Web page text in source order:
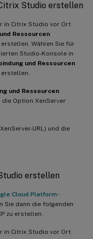
Studio erstellen
in Citrix Studio vor Ort
Ressourcen
Wählen Sie für
Studio-Konsole in
und Ressourcen
erstellen.
und Ressourcen
die Option XenServer
URL) und die
erstellen
Cloud Platform-
Sie dann die folgenden
zu erstellen.
in Citrix Studio vor Ort